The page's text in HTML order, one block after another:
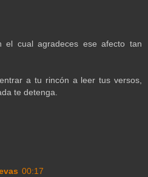
el cual agradeces ese afecto tan
a tu rincón a leer tus versos,
te detenga.
00:17